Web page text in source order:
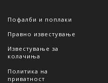
Пофалби и поплаки
Правно известување
Известување за
колачиња
Политика на
приватност